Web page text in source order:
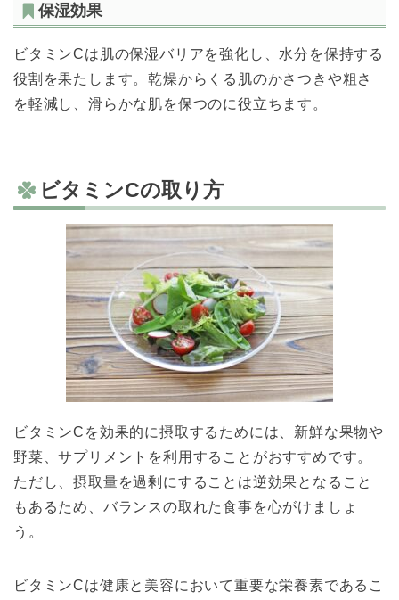
保湿効果
ビタミンCは肌の保湿バリアを強化し、水分を保持する
役割を果たします。乾燥からくる肌のかさつきや粗さ
を軽減し、滑らかな肌を保つのに役立ちます。
ビタミンCの取り方
ビタミンCを効果的に摂取するためには、新鮮な果物や
野菜、サプリメントを利用することがおすすめです。
ただし、摂取量を過剰にすることは逆効果となること
もあるため、バランスの取れた食事を心がけましょ
う。
ビタミンCは健康と美容において重要な栄養素であるこ